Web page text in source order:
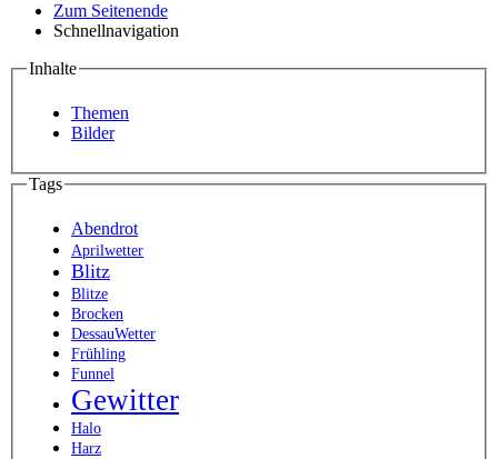
Zum Seitenende
Schnellnavigation
Inhalte
Themen
Bilder
Tags
Abendrot
Aprilwetter
Blitz
Blitze
Brocken
DessauWetter
Frühling
Funnel
Gewitter
Halo
Harz